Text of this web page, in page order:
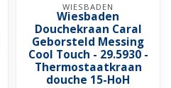
WIESBADEN
Wiesbaden
Douchekraan Caral
Geborsteld Messing
Cool Touch - 29.5930 -
Thermostaatkraan
douche 15-HoH